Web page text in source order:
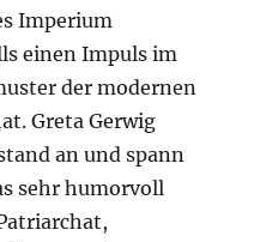
Imperium
einen Impuls im
der modernen
Greta Gerwig
an und spann
sehr humorvoll